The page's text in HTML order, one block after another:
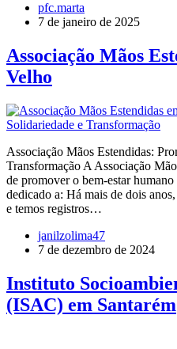
pfc.marta
7 de janeiro de 2025
Associação Mãos
Velho
Associação Mãos Estendidas:
Transformação A Associação
de promover o bem-estar
dedicado a: Há mais de dois
e temos registros…
janilzolima47
7 de dezembro de 2024
Instituto
(ISAC) em Santarém